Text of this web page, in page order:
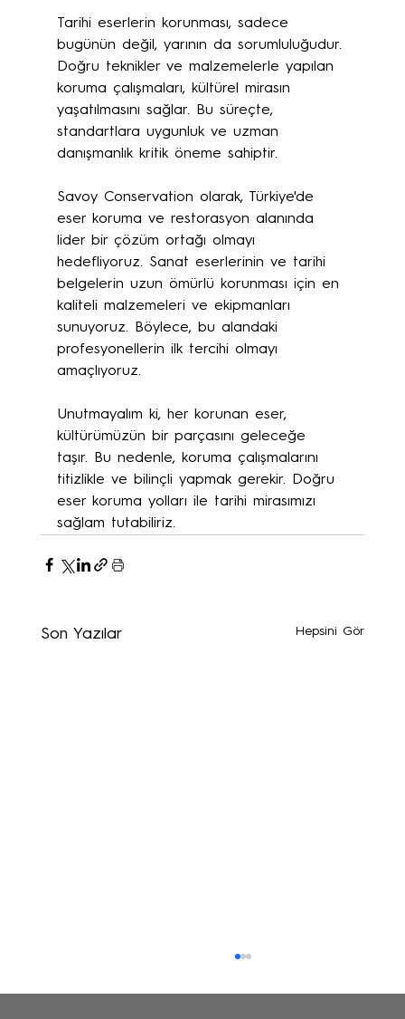
Tarihi eserlerin korunması, sadece
bugünün değil, yarının da sorumluluğudur.
Doğru teknikler ve malzemelerle yapılan
koruma çalışmaları, kültürel mirasın
yaşatılmasını sağlar. Bu süreçte,
standartlara uygunluk ve uzman
danışmanlık kritik öneme sahiptir.
Savoy Conservation olarak, Türkiye'de
eser koruma ve restorasyon alanında
lider bir çözüm ortağı olmayı
hedefliyoruz. Sanat eserlerinin ve tarihi
belgelerin uzun ömürlü korunması için en
kaliteli malzemeleri ve ekipmanları
sunuyoruz. Böylece, bu alandaki
profesyonellerin ilk tercihi olmayı
amaçlıyoruz.
Unutmayalım ki, her korunan eser,
kültürümüzün bir parçasını geleceğe
taşır. Bu nedenle, koruma çalışmalarını
titizlikle ve bilinçli yapmak gerekir. Doğru
eser koruma yolları ile tarihi mirasımızı
sağlam tutabiliriz.
Son Yazılar Hepsini Gör